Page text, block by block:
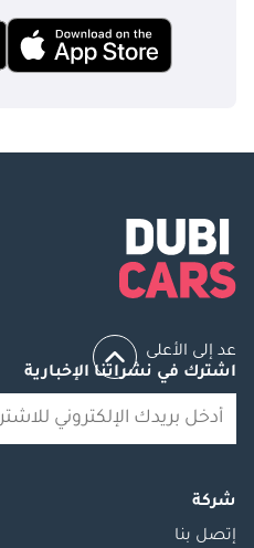
عد إلى الأعلى
اشترك في نشراتنا الإخبارية
شركة
إتصل بنا